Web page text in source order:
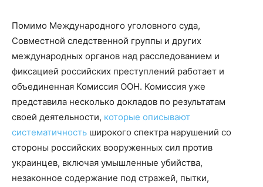
Помимо Международного уголовного суда,
Совместной следственной группы и других
международных органов над расследованием и
фиксацией российских преступлений работает и
объединенная Комиссия ООН. Комиссия уже
представила несколько докладов по результатам
своей деятельности, которые описывают
систематичность широкого спектра нарушений со
стороны российских вооруженных сил против
украинцев, включая умышленные убийства,
незаконное содержание под стражей, пытки,